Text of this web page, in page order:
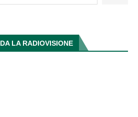
LA RADIOVISIONE